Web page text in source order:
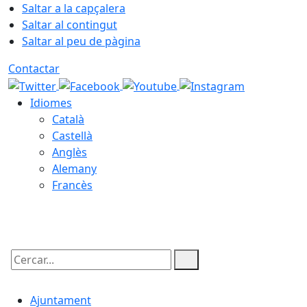
Saltar a la capçalera
Saltar al contingut
Saltar al peu de pàgina
Contactar
Idiomes
Català
Castellà
Anglès
Alemany
Francès
Cercar:
Ajuntament